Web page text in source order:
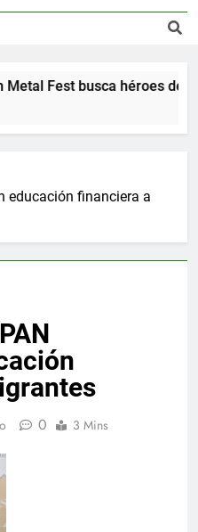
Fest busca héroes de
educación financiera a
0 3 Mins